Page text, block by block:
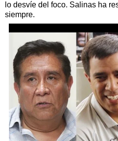
lo desvíe del foco. Salinas ha
siempre.